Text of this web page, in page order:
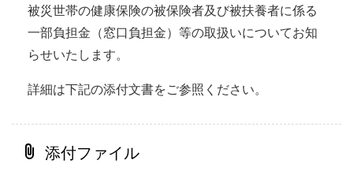
被災世帯の健康保険の被保険者及び被扶養者に係る
一部負担金（窓口負担金）等の取扱いについてお知
らせいたします。
詳細は下記の添付文書をご参照ください。
添付ファイル